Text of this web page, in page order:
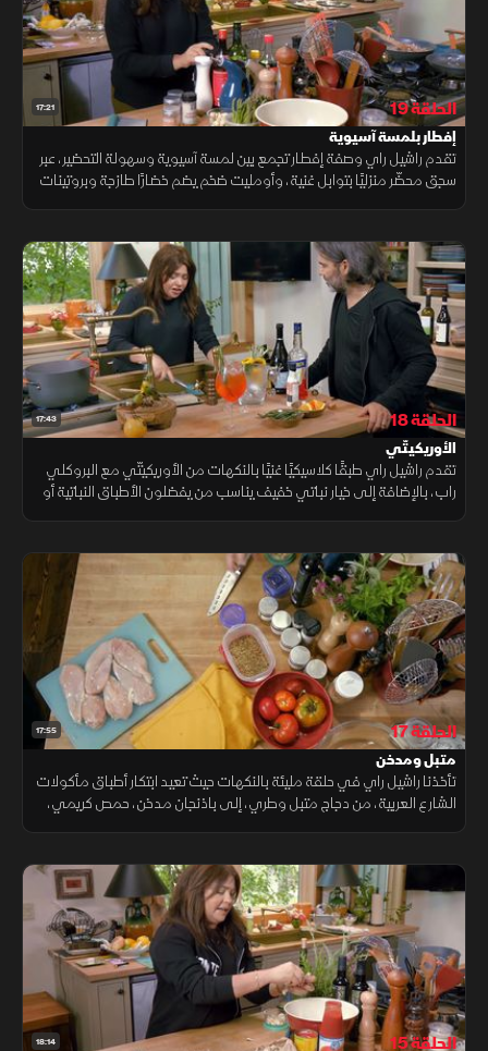
17:21 الحلقة 19
إفطار بلمسة آسيوية
تقدم راشيل راي وصفة إفطار تجمع بين لمسة آسيوية وسهولة التحضير، عبر
سجق محضّر منزليًا بتوابل غنية، وأومليت ضخم يضم خضارًا طازجة وبروتينات
17:43 الحلقة 18
الأوريكيتّي
تقدم راشيل راي طبقًا كلاسيكيًا غنيًا بالنكهات من الأوريكيتّي مع البروكلي
راب، بالإضافة إلى خيار نباتي خفيف يناسب من يفضلون الأطباق النباتية أو
17:55 الحلقة 17
متبل ومدخن
تأخذنا راشيل راي في حلقة مليئة بالنكهات حيث تعيد ابتكار أطباق مأكولات
الشارع العربية، من دجاج متبل وطري، إلى باذنجان مدخن، حمص كريمي،
18:14 الحلقة 15